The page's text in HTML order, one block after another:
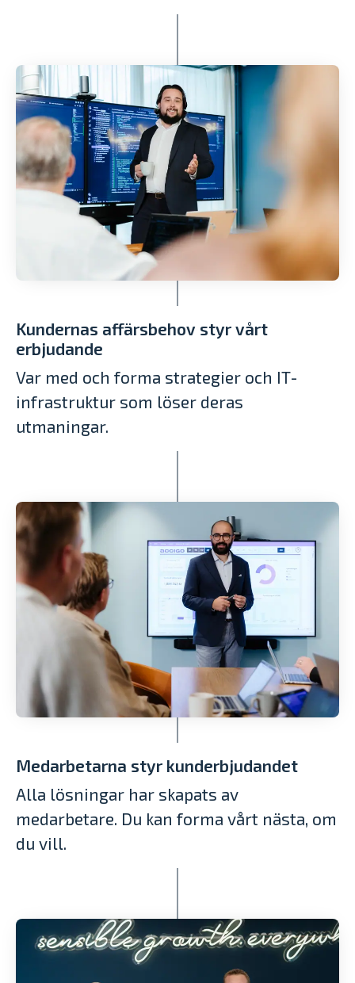
Kundernas affärsbehov styr vårt
erbjudande
Var med och forma strategier och IT-
infrastruktur som löser deras
utmaningar.
Medarbetarna styr kunderbjudandet
Alla lösningar har skapats av
medarbetare. Du kan forma vårt nästa, om
du vill.